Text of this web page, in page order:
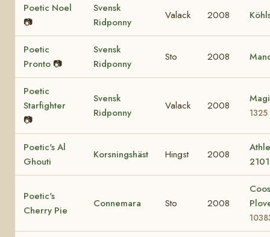
Poetic Noel
📷
Svensk
Ridponny
Valack 2008
Poetic
Pronto 📷
Svensk
Ridponny
Sto 2008
Poetic
Starfighter
📷
Svensk
Ridponny
Valack 2008
1325
Poetic's Al
Ghouti
Korsningshäst Hingst 2008
Poetic's
Cherry Pie
Connemara Sto 2008